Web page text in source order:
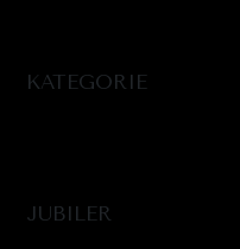
KATEGORIE
JUBILER